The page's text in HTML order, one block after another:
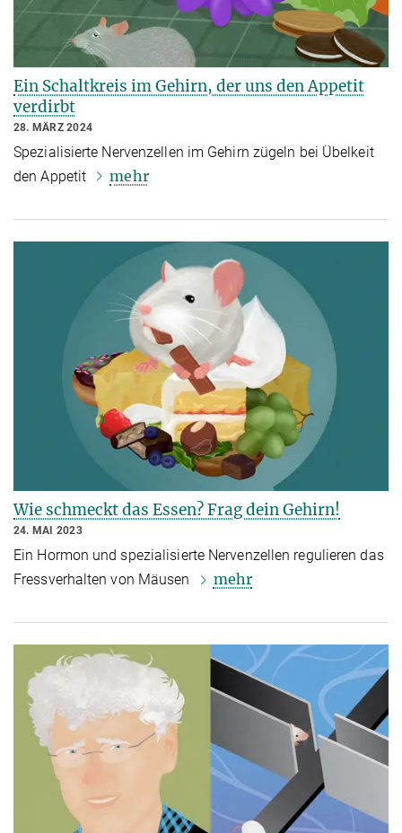
Ein Schaltkreis im Gehirn, der uns den Appetit
verdirbt
28. MÄRZ 2024
Spezialisierte Nervenzellen im Gehirn zügeln bei Übelkeit
den Appetit
mehr
Wie schmeckt das Essen? Frag dein Gehirn!
24. MAI 2023
Ein Hormon und spezialisierte Nervenzellen regulieren das
Fressverhalten von Mäusen
mehr